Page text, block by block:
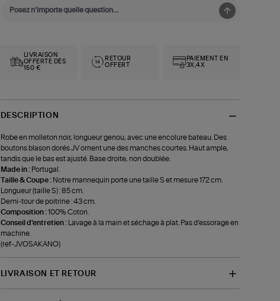
LIVRAISON
OFFERTE DÈS
150 €
RETOUR
OFFERT
PAIEMENT EN
3X,4X
DESCRIPTION
Robe en molleton noir, longueur genou, avec une encolure bateau. Des
boutons blason dorés JV ornent une des manches courtes. Haut ample,
tandis que le bas est ajusté. Base droite, non doublée.
Made in : Portugal.
Taille & Coupe : Notre mannequin porte une taille S et mesure 172 cm.
Longueur (taille S) : 85 cm.
Demi-tour de poitrine : 43 cm.
Composition :100% Coton.
Conseil d'entretien :
Lavage à la main et séchage à plat. Pas d’essorage en
machine.
(ref-JVOSAKANO)
LIVRAISON ET RETOUR